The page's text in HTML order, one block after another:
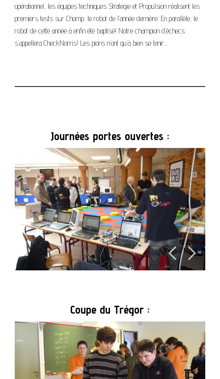
opérationnel, les équipes techniques Strategie et Propulsion réalisent les
premiers tests sur Chomp, le robot de l’année dernière. En parallèle, le
robot de cette année à enfin été baptisé! Notre champion d’échecs
s’appellera CheckNorris! Les pions n’ont qu’à bien se tenir…
Journées portes ouvertes :
Previ
ous
Next
Coupe du Trégor :